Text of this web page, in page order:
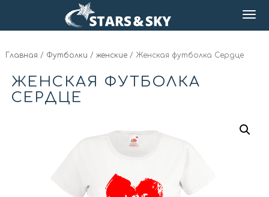
Главная / Футболки / женские / Женская футболка Сердце
ЖЕНСКАЯ ФУТБОЛКА
СЕРДЦЕ